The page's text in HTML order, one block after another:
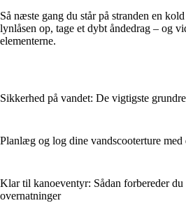
Så næste gang du står på stranden en
lynlåsen op, tage et dybt åndedrag – og
elementerne.
Sikkerhed på vandet: De vigtigste
Planlæg og log dine vandscooterture med
Klar til kanoeventyr: Sådan forbereder du
overnatninger